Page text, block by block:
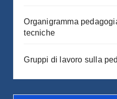
Organigramma
tecniche
Gruppi di lavoro sulla